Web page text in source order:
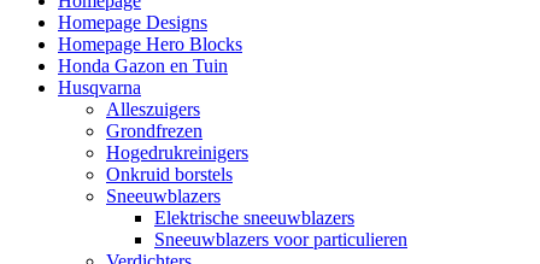
Homepage Designs
Homepage Hero Blocks
Honda Gazon en Tuin
Husqvarna
Alleszuigers
Grondfrezen
Hogedrukreinigers
Onkruid borstels
Sneeuwblazers
Elektrische sneeuwblazers
Sneeuwblazers voor particulieren